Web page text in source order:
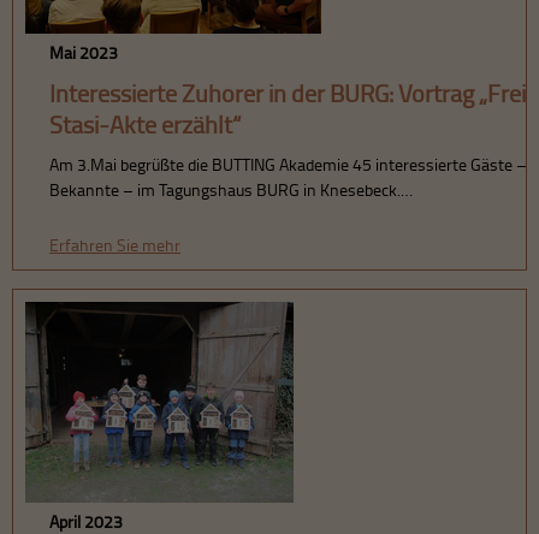
Mai 2023
Interessierte Zuhörer in der BURG: Vortrag
Stasi-Akte erzählt“
Am 3.Mai begrüßte die BUTTING Akademie 45 interessierte Gäste –
Bekannte – im Tagungshaus BURG in Knesebeck.…
Erfahren Sie mehr
April 2023